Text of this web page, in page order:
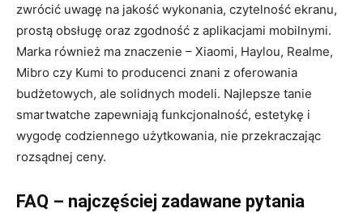
zwrócić uwagę na jakość wykonania, czytelność ekranu,
prostą obsługę oraz zgodność z aplikacjami mobilnymi.
Marka również ma znaczenie – Xiaomi, Haylou, Realme,
Mibro czy Kumi to producenci znani z oferowania
budżetowych, ale solidnych modeli. Najlepsze tanie
smartwatche zapewniają funkcjonalność, estetykę i
wygodę codziennego użytkowania, nie przekraczając
rozsądnej ceny.
FAQ – najczęściej zadawane pytania